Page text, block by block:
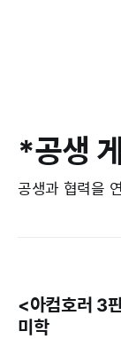
*공생
공생과 협력을
<아컴호러 3
미학